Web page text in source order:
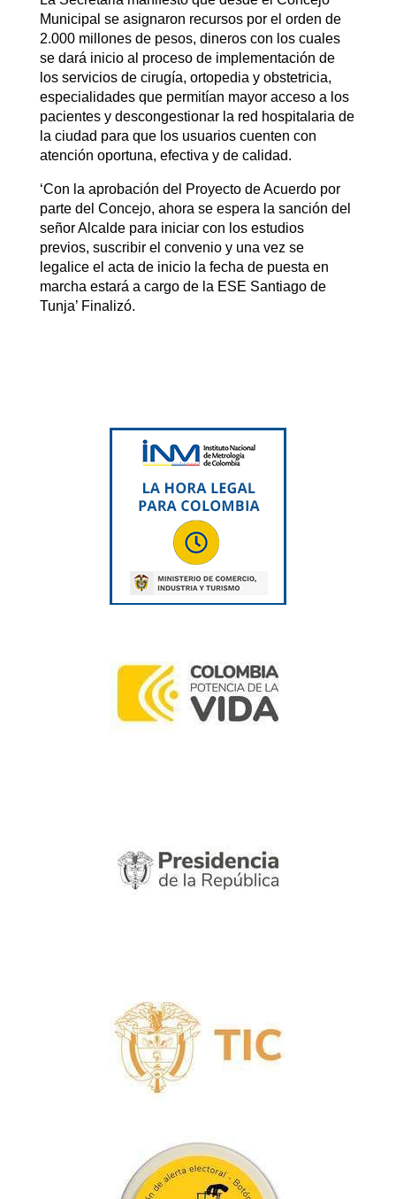
Municipal se asignaron recursos por el orden de
2.000 millones de pesos, dineros con los cuales
se dará inicio al proceso de implementación de
los servicios de cirugía, ortopedia y obstetricia,
especialidades que permitían mayor acceso a los
pacientes y descongestionar la red hospitalaria de
la ciudad para que los usuarios cuenten con
atención oportuna, efectiva y de calidad.
‘Con la aprobación del Proyecto de Acuerdo por
parte del Concejo, ahora se espera la sanción del
señor Alcalde para iniciar con los estudios
previos, suscribir el convenio y una vez se
legalice el acta de inicio la fecha de puesta en
marcha estará a cargo de la ESE Santiago de
Tunja’ Finalizó.